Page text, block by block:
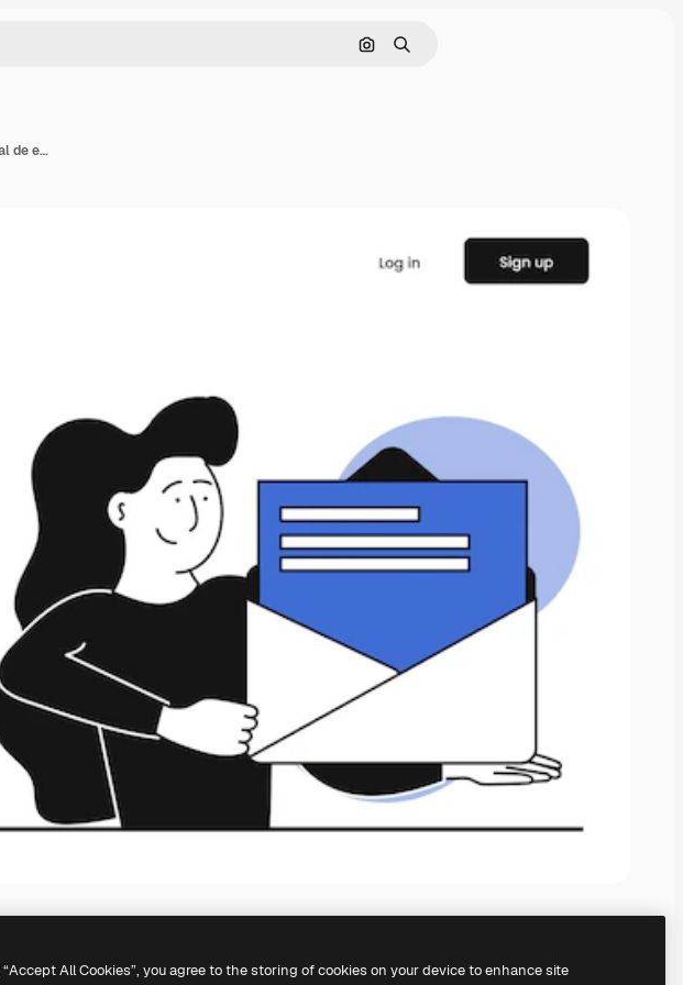
Pesquisar por imagem
Buscar
Obtenha a tarefa e a mulher segurando o conceito de ilustração vetorial de envelope Plano de trabalho e gerenciamento de negócios
All Cookies”, you agree to the storing of cookies on your device to enhance site